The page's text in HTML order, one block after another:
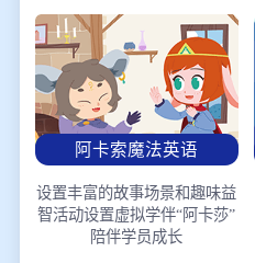
阿卡索魔法英语
设置丰富的故事场景和趣味益
智活动设置虚拟学伴“阿卡莎”
陪伴学员成长